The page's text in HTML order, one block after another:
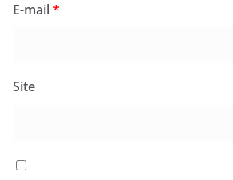
E-mail*
Site